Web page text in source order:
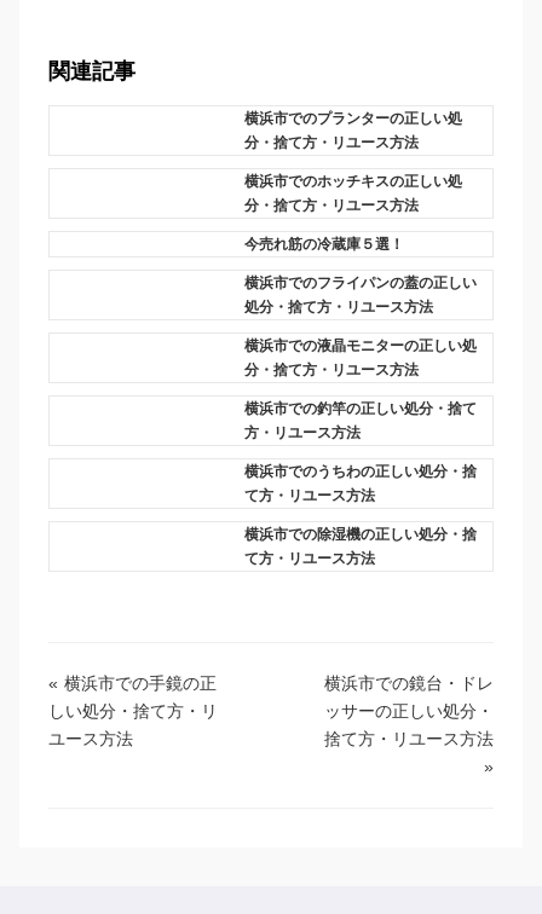
関連記事
横浜市でのプランターの正しい処
分・捨て方・リユース方法
横浜市でのホッチキスの正しい処
分・捨て方・リユース方法
今売れ筋の冷蔵庫５選！
横浜市でのフライパンの蓋の正しい
処分・捨て方・リユース方法
横浜市での液晶モニターの正しい処
分・捨て方・リユース方法
横浜市での釣竿の正しい処分・捨て
方・リユース方法
横浜市でのうちわの正しい処分・捨
て方・リユース方法
横浜市での除湿機の正しい処分・捨
て方・リユース方法
« 横浜市での手鏡の正
しい処分・捨て方・リ
ユース方法
横浜市での鏡台・ドレ
ッサーの正しい処分・
捨て方・リユース方法
»